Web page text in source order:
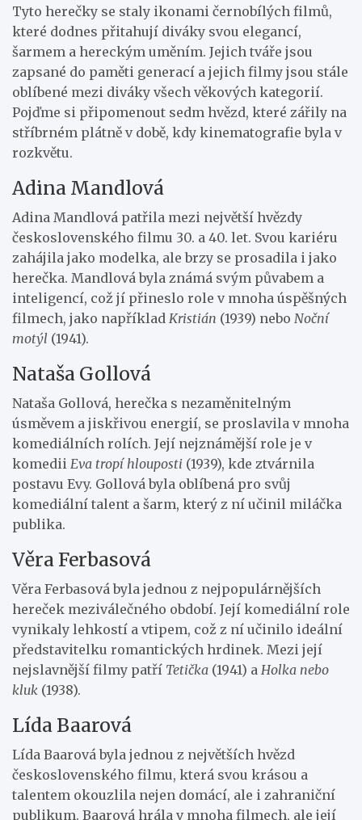
Tyto herečky se staly ikonami černobílých filmů,
které dodnes přitahují diváky svou elegancí,
šarmem a hereckým uměním. Jejich tváře jsou
zapsané do paměti generací a jejich filmy jsou stále
oblíbené mezi diváky všech věkových kategorií.
Pojďme si připomenout sedm hvězd, které zářily na
stříbrném plátně v době, kdy kinematografie byla v
rozkvětu.
Adina Mandlová
Adina Mandlová patřila mezi největší hvězdy
československého filmu 30. a 40. let. Svou kariéru
zahájila jako modelka, ale brzy se prosadila i jako
herečka. Mandlová byla známá svým půvabem a
inteligencí, což jí přineslo role v mnoha úspěšných
filmech, jako například Kristián (1939) nebo Noční
motýl (1941).
Nataša Gollová
Nataša Gollová, herečka s nezaměnitelným
úsměvem a jiskřivou energií, se proslavila v mnoha
komediálních rolích. Její nejznámější role je v
komedii Eva tropí hlouposti (1939), kde ztvárnila
postavu Evy. Gollová byla oblíbená pro svůj
komediální talent a šarm, který z ní učinil miláčka
publika.
Věra Ferbasová
Věra Ferbasová byla jednou z nejpopulárnějších
hereček meziválečného období. Její komediální role
vynikaly lehkostí a vtipem, což z ní učinilo ideální
představitelku romantických hrdinek. Mezi její
nejslavnější filmy patří Tetička (1941) a Holka nebo
kluk (1938).
Lída Baarová
Lída Baarová byla jednou z největších hvězd
československého filmu, která svou krásou a
talentem okouzlila nejen domácí, ale i zahraniční
publikum. Baarová hrála v mnoha filmech, ale její